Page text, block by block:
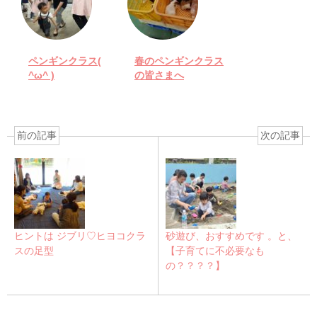
ペンギンクラス(
^ω^ )
春のペンギンクラス
の皆さまへ
前の記事
ヒントは ジブリ♡ヒヨコクラ
スの足型
次の記事
砂遊び、おすすめです 。と、
【子育てに不必要なも
の？？？？】